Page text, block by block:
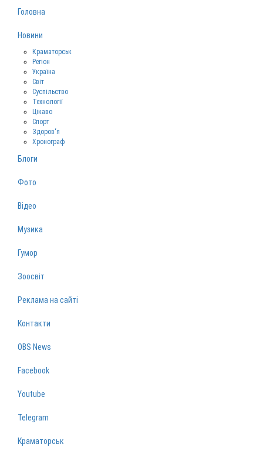
Головна
Новини
Краматорськ
Регіон
Україна
Світ
Суспільство
Технології
Цікаво
Спорт
Здоров‘я
Хронограф
Блоги
Фото
Відео
Музика
Гумор
Зоосвіт
Реклама на сайті
Контакти
OBS News
Facebook
Youtube
Telegram
Краматорськ